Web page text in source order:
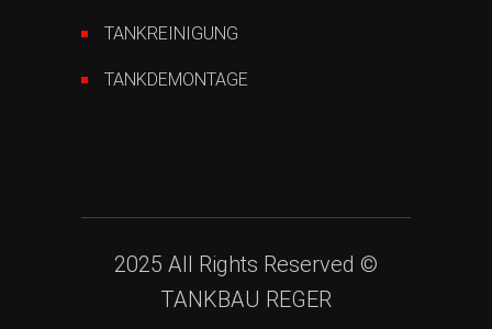
TANKREINIGUNG
TANKDEMONTAGE
2025 All Rights Reserved ©
TANKBAU REGER